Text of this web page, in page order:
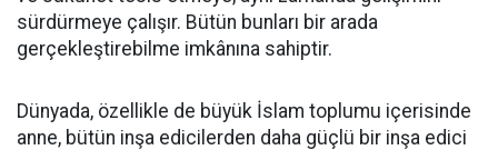
sürdürmeye çalışır. Bütün bunları bir arada
gerçekleştirebilme imkânına sahiptir.
Dünyada, özellikle de büyük İslam toplumu içerisinde
anne, bütün inşa edicilerden daha güçlü bir inşa edici